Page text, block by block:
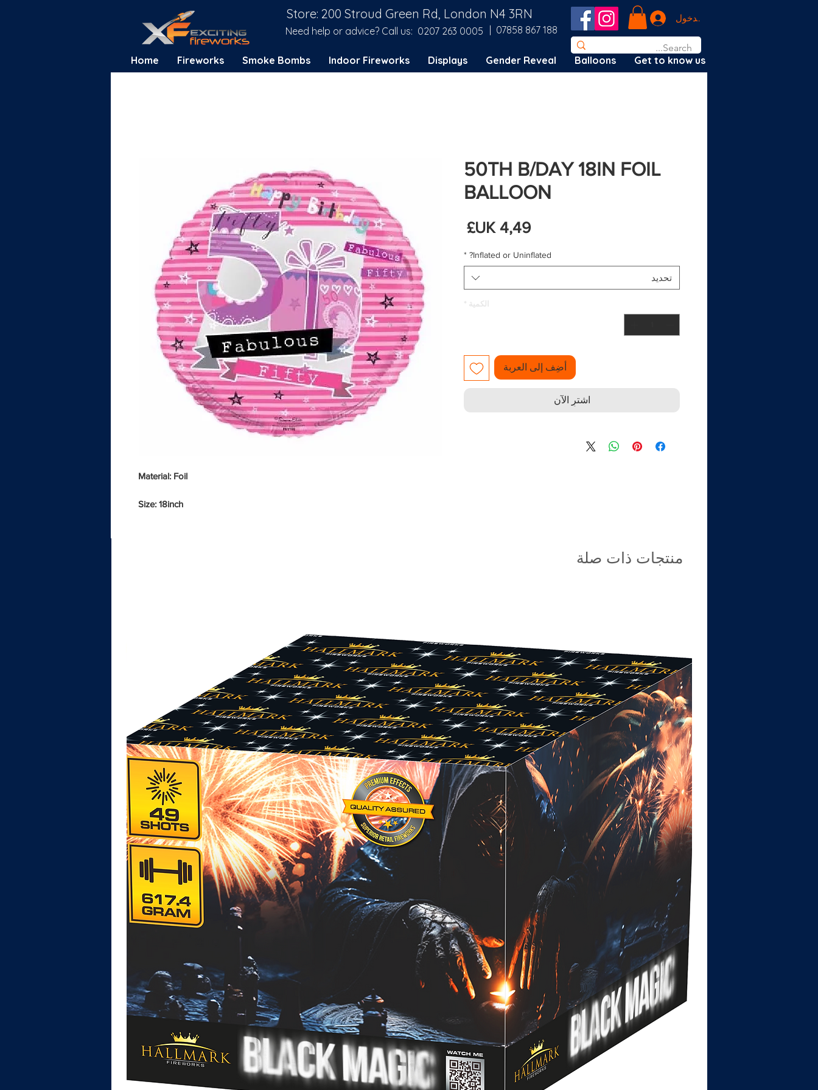
Store: 200 Stroud Green Rd, London N4 3RN
Need help or advice? Call us: 0207 263 0005 | 07858 867 188
تسجيل الدخول
Home Fireworks Smoke Bombs Indoor Fireworks Displays Gender Reveal Balloons Get to know us
Material: Foil
Size: 18inch
50TH B/DAY 18IN FOIL
BALLOON
السعر
Inflated or Uninflated?
*
تحديد
أضِف إلى العربة
اشترِ الآن
منتجات ذات صلة